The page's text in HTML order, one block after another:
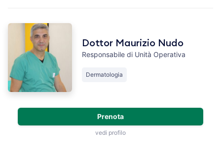
Dottor Maurizio Nudo
Responsabile di Unità Operativa
Dermatologia
Prenota
vedi profilo